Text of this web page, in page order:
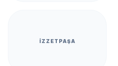
İZZETPAŞA